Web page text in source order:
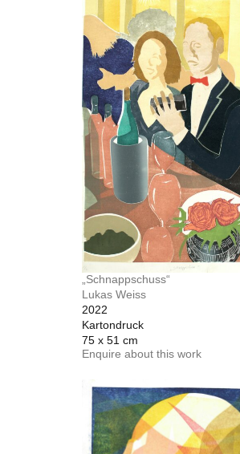
„Schnappschuss“
Lukas Weiss
2022
Kartondruck
75 x 51 cm
Enquire about this work